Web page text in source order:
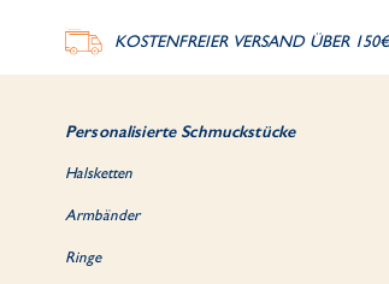
KOSTENFREIER VERSAND ÜBER 150€
Personalisierte Schmuckstücke
Halsketten
Armbänder
Ringe